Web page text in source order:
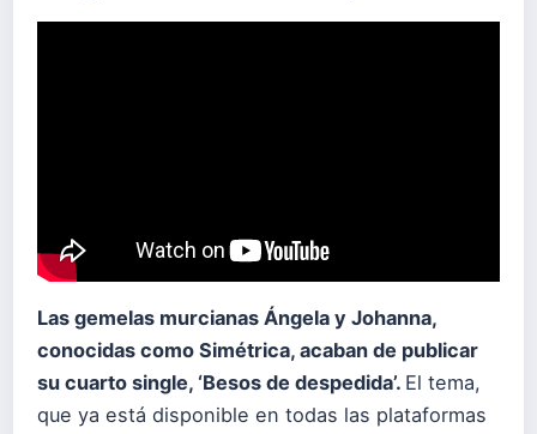
Las gemelas murcianas Ángela y Johanna,
conocidas como Simétrica, acaban de publicar
su cuarto single, ‘Besos de despedida’. El tema,
que ya está disponible en todas las plataformas